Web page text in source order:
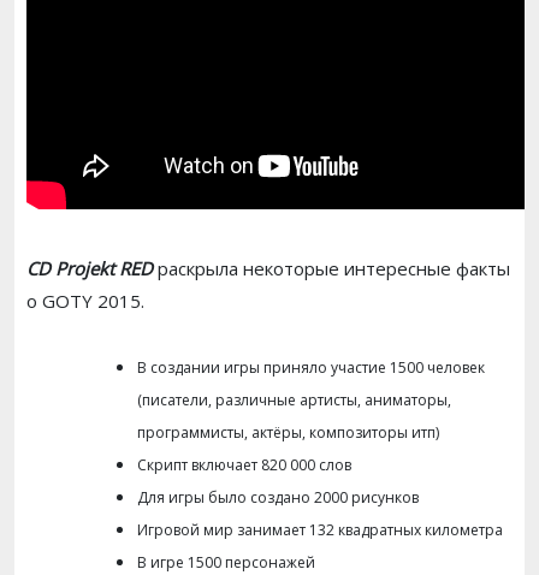
CD Projekt RED раскрыла некоторые интересные факты
о GOTY 2015.
В создании игры приняло участие 1500 человек
(писатели, различные артисты, аниматоры,
программисты, актёры, композиторы итп)
Скрипт включает 820 000 слов
Для игры было создано 2000 рисунков
Игровой мир занимает 132 квадратных километра
В игре 1500 персонажей